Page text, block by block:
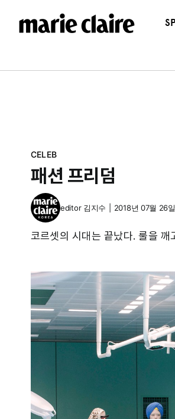
건
CELEB
패션 프리덤
editor 김지수 2018년 07월 26일
코르셋의 시대는 끝났다. 룰을